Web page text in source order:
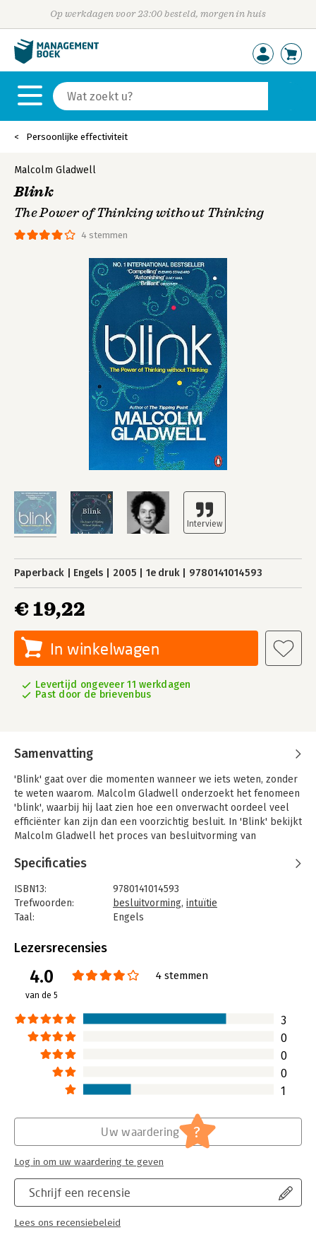
Op werkdagen voor 23:00 besteld, morgen in huis
Persoonlijke effectiviteit
4 stemmen
Malcolm Gladwell
Blink
The Power of Thinking without Thinking
Paperback Engels 2005 1e druk 9780141014593
€ 19,22
In winkelwagen
Levertijd ongeveer 11 werkdagen
Past door de brievenbus
Samenvatting
'Blink' gaat over die momenten wanneer we iets weten, zonder
te weten waarom. Malcolm Gladwell onderzoekt het fenomeen
'blink', waarbij hij laat zien hoe een onverwacht oordeel veel
efficiënter kan zijn dan een voorzichtig besluit. In 'Blink' bekijkt
Malcolm Gladwell het proces van besluitvorming van
veel ingewikkelder is dan we dachten. Door het vertrouwen van
zal denken.
Dit boek is in Nederlandsevertaling verschenen onder de titel
Specificaties
ISBN13:
9780141014593
Trefwoorden:
besluitvorming, intuïtie
Taal:
Engels
Aantal pagina's:
Druk:
1
Hoofdrubriek: Persoonlijke effectiviteit
Lezersrecensies
4.0
van de 5
4 stemmen
3
0
0
0
1
Schrijf een recensie
Lees ons recensiebeleid
Uw waardering ?
Log in om uw waardering te geven